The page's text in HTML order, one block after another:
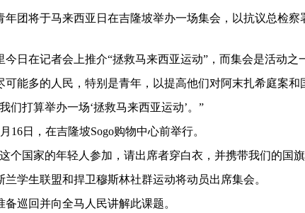
年团将于马来西亚日在吉隆坡举办一场集会，以抗议总检
日在记者会上推介“拯救马来西亚运动”，而集会是活动之
能多的人民，特别是青年，以提高他们对阿末扎希庭案和
们打算举办一场‘拯救马来西亚运动’。”
16日，在吉隆坡Sogo购物中心前举行。
个国家的年轻人参加，请出席者穿白衣，并携带我们的国
学生联盟和捍卫穆斯林社群运动将动员出席集会。
巡回并向全马人民讲解此课题。